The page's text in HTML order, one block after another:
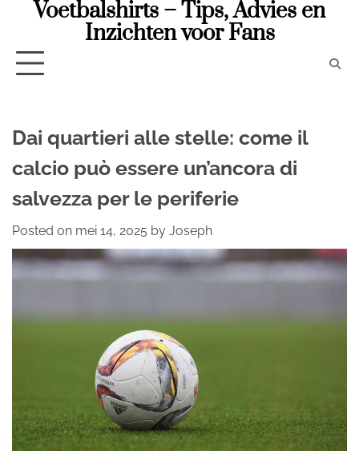
Voetbalshirts – Tips, Advies en
Inzichten voor Fans
Dai quartieri alle stelle: come il
calcio può essere un’ancora di
salvezza per le periferie
Posted on mei 14, 2025 by Joseph